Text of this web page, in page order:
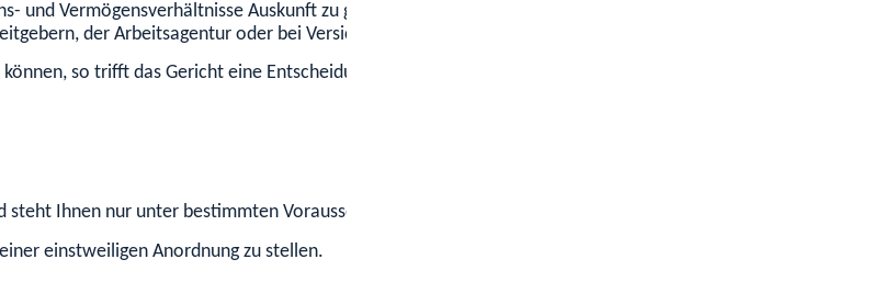
und Vermögensverhältnisse Auskunft zu geben. Kommen Beteiligte dieser Verpflichtung nicht nach, kann
der Arbeitsagentur oder bei Versicherungen.
so trifft das Gericht eine Entscheidung.
Ihnen nur unter bestimmten Voraussetzungen Unterhalt zu.
einstweiligen Anordnung zu stellen.